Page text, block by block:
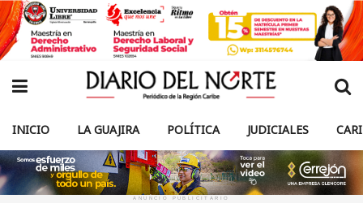
INICIO LA GUAJIRA POLÍTICA JUDICIALES
ANUNCIO PUBLICITARIO